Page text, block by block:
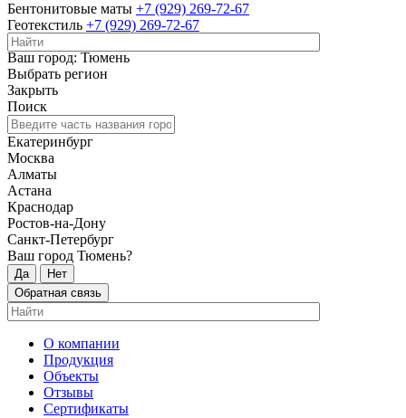
Бентонитовые маты +7 (929) 269-72-67
Геотекстиль +7 (929) 269-72-67
+7 (3452) 66-61-37
Ваш город: Тюмень
Выбрать регион
Закрыть
Поиск
Екатеринбург
Москва
Алматы
Астана
Краснодар
Ростов-на-Дону
Санкт-Петербург
Ваш город Тюмень?
Да
Нет
Обратная связь
О компании
Продукция
Объекты
Отзывы
Сертификаты